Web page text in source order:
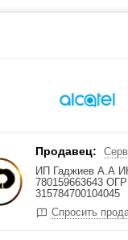
Продавец:
ИП Гаджиев А.А
780159663643
315784700104045
Спросить